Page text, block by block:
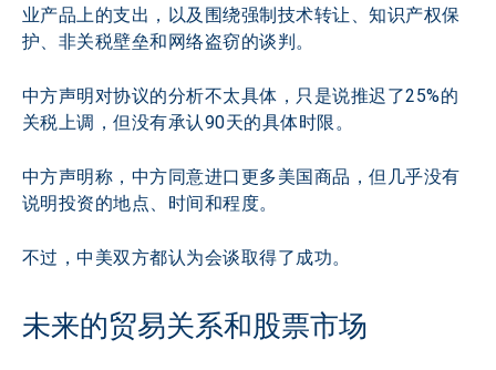
业产品上的支出，以及围绕强制技术转让、知识产权保
护、非关税壁垒和网络盗窃的谈判。
中方声明对协议的分析不太具体，只是说推迟了25%的
关税上调，但没有承认90天的具体时限。
中方声明称，中方同意进口更多美国商品，但几乎没有
说明投资的地点、时间和程度。
不过，中美双方都认为会谈取得了成功。
未来的贸易关系和股票市场